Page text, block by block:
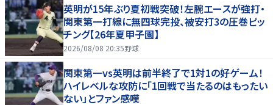
英明が15年ぶり夏初戦突破！左腕エースが強打・
関東第一打線に無四球完投、被安打3の圧巻ピッ
チング【26年夏甲子園】
2026/08/08 20:35野球
関東第一vs英明は前半終了で1対1の好ゲーム！
ハイレベルな攻防に「1回戦で当たるのはもったい
ない」とファン感嘆